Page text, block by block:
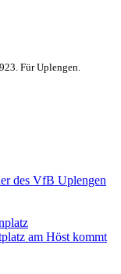
Für Uplengen.
des VfB Uplengen
am Höst kommt